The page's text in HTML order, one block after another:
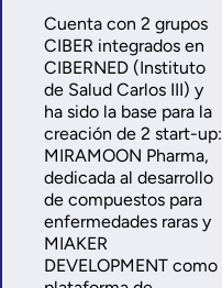
Cuenta con 2 grupos
CIBER integrados en
CIBERNED (Instituto
de Salud Carlos III) y
ha sido la base para la
creación de 2 start-up:
MIRAMOON Pharma,
dedicada al desarrollo
de compuestos para
enfermedades raras y
MIAKER
DEVELOPMENT como